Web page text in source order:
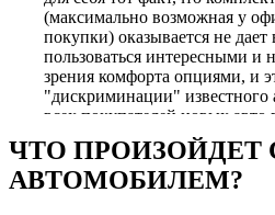
(максимально возможная у
покупки) оказывается не дает
пользоваться интересными и
зрения комфорта опциями, и
"дискриминации" известного
всех покупателей новых авто
меня к еще более глубокому
После многочисленных
числе с теми, кто пытался
видение решение проблемы и
ЧТО
АВТОМОБИЛЕМ?